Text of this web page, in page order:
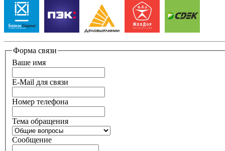
Форма связи
Ваше имя
E-Mail для связи
Номер телефона
Тема обращения
Сообщение